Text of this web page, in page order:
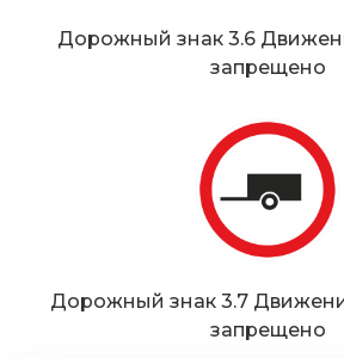
Дорожный знак 3.6
запрещено
Дорожный знак 3.7
запрещено